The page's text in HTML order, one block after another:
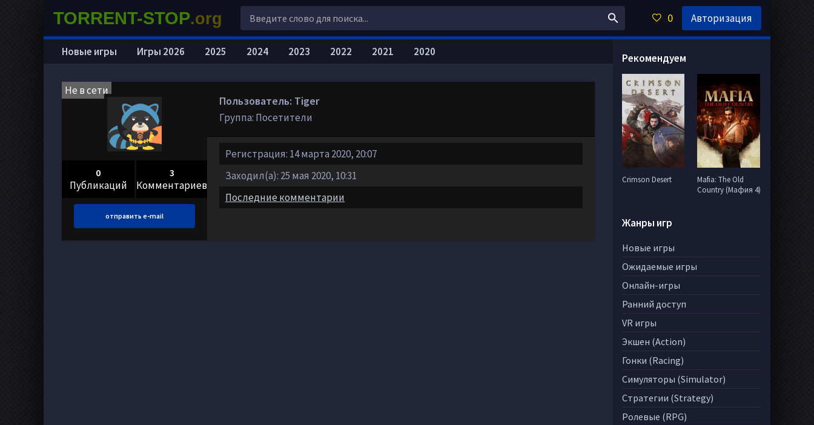
Не в сети
0
Публикаций
3
Комментариев
отправить e-mail
Пользователь: Tiger
Группа: Посетители
Регистрация: 14 марта 2020, 20:07
Заходил(а): 25 мая 2020, 10:31
Последние комментарии
Новые игры Игры 2026 2025 2024 2023 2022 2021 2020 Рекомендуем
Crimson Desert
Mafia: The Old
Country (Мафия 4)
Жанры игр
Новые игры
Ожидаемые игры
Онлайн-игры
Ранний доступ
VR игры
Экшен (Action)
Гонки (Racing)
Симуляторы (Simulator)
Стратегии (Strategy)
Ролевые (RPG)
TORRENT-STOP.org 0 Авторизация